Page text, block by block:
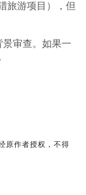
旅游项目），但
审查。如果一
原作者授权，不得